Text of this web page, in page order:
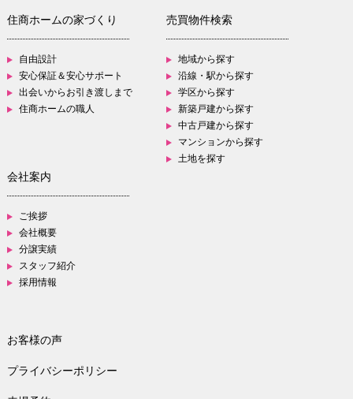
住商ホームの家づくり
自由設計
安心保証＆安心サポート
出会いからお引き渡しまで
住商ホームの職人
売買物件検索
地域から探す
沿線・駅から探す
学区から探す
新築戸建から探す
中古戸建から探す
マンションから探す
土地を探す
会社案内
ご挨拶
会社概要
分譲実績
スタッフ紹介
採用情報
お客様の声
プライバシーポリシー